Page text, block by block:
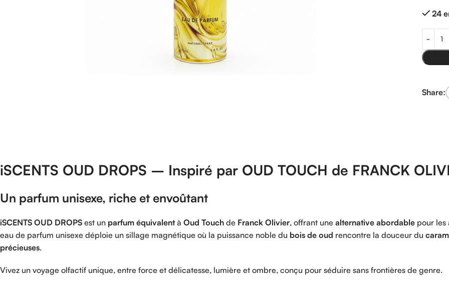
24
Share:
iSCENTS OUD DROPS – Inspiré par OUD TOUCH de FRANCK
Un parfum unisexe, riche et envoûtant
iSCENTS OUD DROPS est un parfum équivalent à Oud Touch de Franck Olivier, offrant une alternative abordable pour les
eau de parfum unisexe déploie un sillage magnétique où la puissance noble du bois de oud rencontre la douceur du
précieuses.
Vivez un voyage olfactif unique, entre force et délicatesse, lumière et ombre, conçu pour séduire sans frontières de genre.